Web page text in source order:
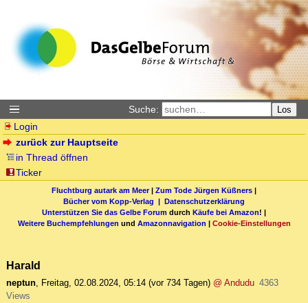
Suche: Los
Login
zurück zur Hauptseite
in Thread öffnen
Ticker
Fluchtburg autark am Meer| Zum Tode Jürgen Küßners |
Bücher vom Kopp-Verlag | Datenschutzerklärung
Unterstützen Sie das Gelbe Forum durch Käufe bei Amazon! |
Weitere Buchempfehlungen und Amazonnavigation | Cookie-Einstellungen
Harald
neptun, Freitag, 02.08.2024, 05:14 (vor 734 Tagen) @ Andudu 4363
Views